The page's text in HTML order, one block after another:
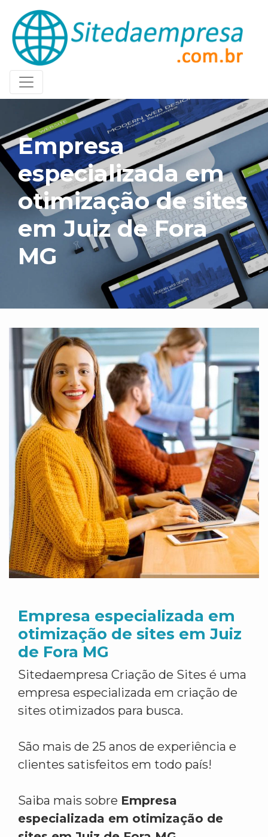
Empresa
especializada em
otimização de sites
em Juiz de Fora
MG
Empresa especializada em
otimização de sites em Juiz
de Fora MG
Sitedaempresa Criação de Sites é uma
empresa especializada em criação de
sites otimizados para busca.
São mais de 25 anos de experiência e
clientes satisfeitos em todo país!
Saiba mais sobre Empresa
especializada em otimização de